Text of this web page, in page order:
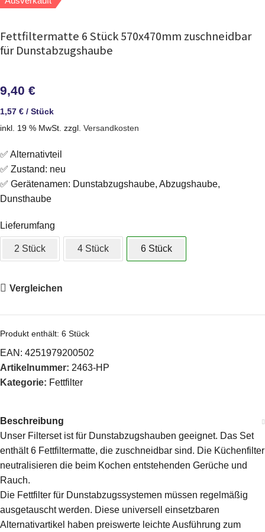
Fettfiltermatte 6 Stück 570x470mm zuschneidbar
für Dunstabzugshaube
9,40 €
1,57 € / Stück
inkl. 19 % MwSt. zzgl. Versandkosten
✅ Alternativteil
✅ Zustand: neu
✅ Gerätenamen: Dunstabzugshaube, Abzugshaube,
Dunsthaube
Lieferumfang
2 Stück 4 Stück 6 Stück
Vergleichen
Produkt enthält: 6 Stück
EAN: 4251979200502
Artikelnummer: 2463-HP
Kategorie: Fettfilter
Beschreibung
Unser Filterset ist für Dunstabzugshauben geeignet. Das Set
enthält 6 Fettfiltermatte, die zuschneidbar sind. Die Küchenfilter
neutralisieren die beim Kochen entstehenden Gerüche und
Rauch.
Die Fettfilter für Dunstabzugssystemen müssen regelmäßig
ausgetauscht werden. Diese universell einsetzbaren
Alternativartikel haben preiswerte leichte Ausführung zum